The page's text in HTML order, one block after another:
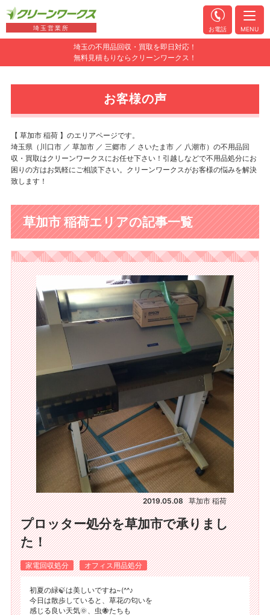
埼玉の不用品回収・買取を即日対応！
無料見積もりならクリーンワークス！
埼玉営業所 お電話 MENU
お客様の声
【 草加市 稲荷 】のエリアページです。
埼玉県（川口市 ／ 草加市 ／ 三郷市 ／ さいたま市 ／ 八潮市）の不用品回
収・買取はクリーンワークスにお任せ下さい！引越しなどで不用品処分にお
困りの方はお気軽にご相談下さい。クリーンワークスがお客様の悩みを解決
致します！
草加市 稲荷エリアの記事一覧
2019.05.08 草加市 稲荷
プロッター処分を草加市で承りまし
た！
家電回収処分 オフィス用品処分
初夏の緑🍃は美しいですね~(^^♪
今日は散歩していると、草花の匂いを
感じる良い天気🌞、虫🐝たちも